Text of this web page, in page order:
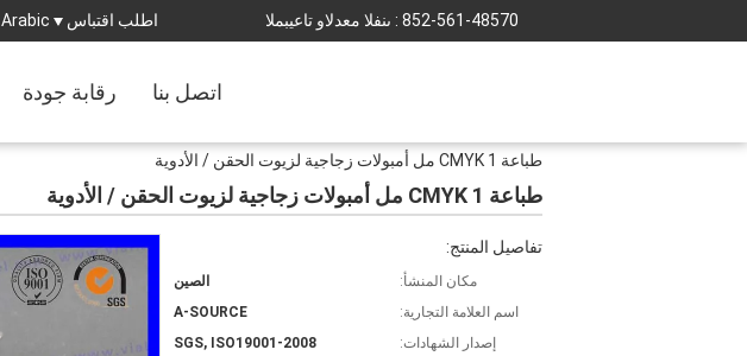
المبيعات والدعم الفنى : 852-561-48570 اطلب اقتباس Arabic
رقابة جودة اتصل بنا
طباعة CMYK 1 مل أمبولات زجاجية لزيوت الحقن / الأدوية
طباعة CMYK 1 مل أمبولات زجاجية لزيوت الحقن / الأدوية
تفاصيل المنتج:
مكان المنشأ:
الصين
اسم العلامة التجارية:
A-SOURCE
إصدار الشهادات:
SGS, ISO19001-2008